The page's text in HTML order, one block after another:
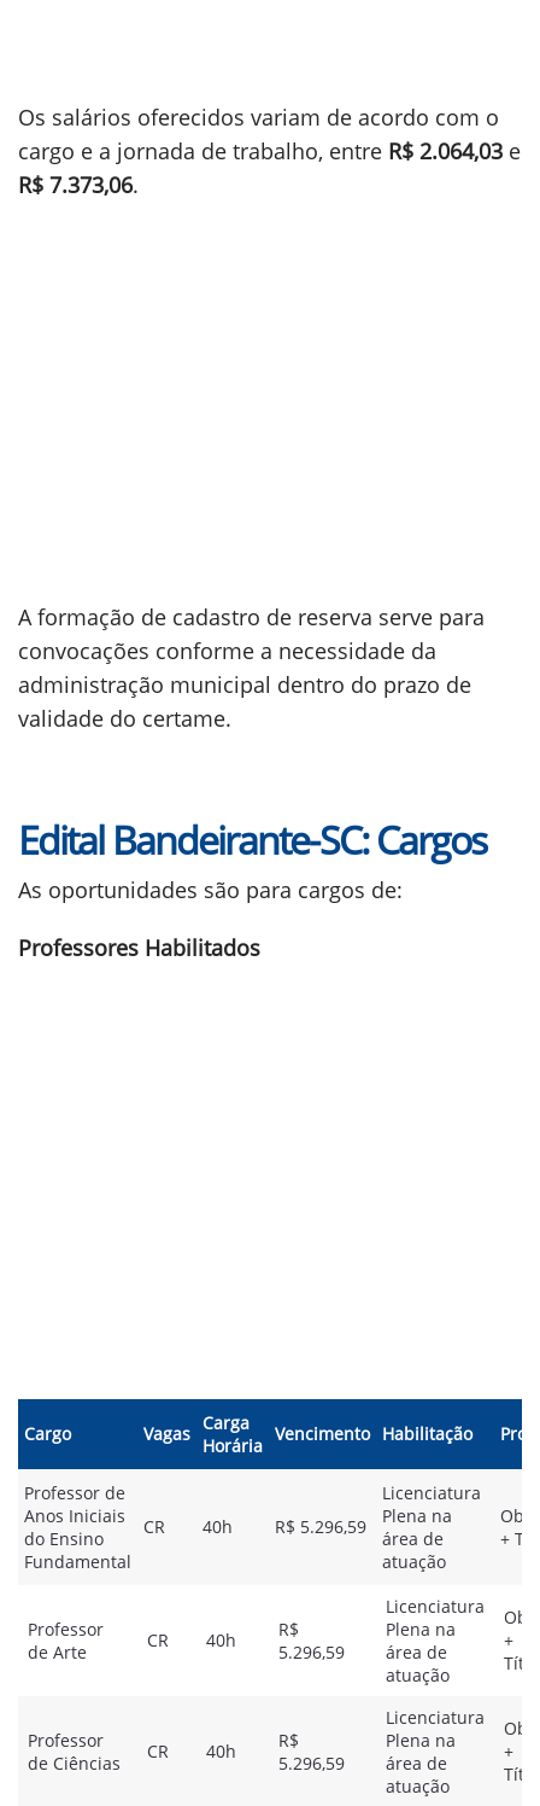
Os salários oferecidos variam de acordo com o
cargo e a jornada de trabalho, entre R$ 2.064,03 e
R$ 7.373,06.
A formação de cadastro de reserva serve para
convocações conforme a necessidade da
administração municipal dentro do prazo de
validade do certame.
Edital Bandeirante-SC: Cargos
As oportunidades são para cargos de:
Professores Habilitados
Cargo Vagas Carga
Horária
Vencimento Habilitação
Professor de
Anos Iniciais
do Ensino
Fundamental
CR 40h R$ 5.296,59
Licenciatura
Plena na
área de
atuação
+
Professor
de Arte
CR 40h
R$
5.296,59
Licenciatura
Plena na
área de
atuação
+
Professor
de Ciências
CR 40h
R$
5.296,59
Licenciatura
Plena na
área de
atuação
+